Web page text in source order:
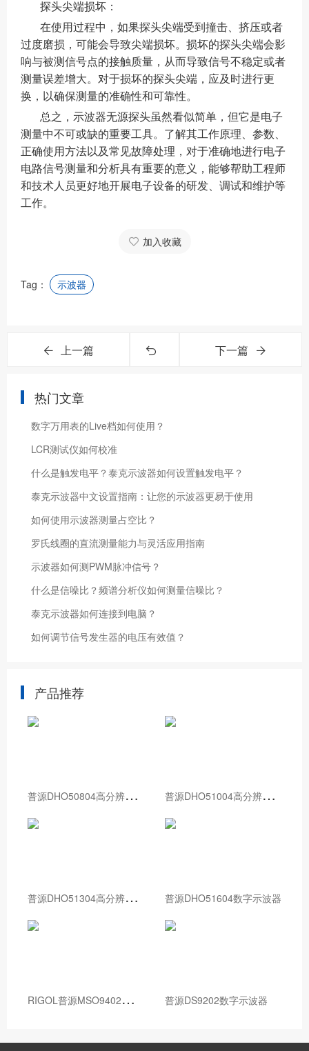
探头尖端损坏：
在使用过程中，如果探头尖端受到撞击、挤压或者
过度磨损，可能会导致尖端损坏。损坏的探头尖端会影
响与被测信号点的接触质量，从而导致信号不稳定或者
测量误差增大。对于损坏的探头尖端，应及时进行更
换，以确保测量的准确性和可靠性。
总之，示波器无源探头虽然看似简单，但它是电子
测量中不可或缺的重要工具。了解其工作原理、参数、
正确使用方法以及常见故障处理，对于准确地进行电子
电路信号测量和分析具有重要的意义，能够帮助工程师
和技术人员更好地开展电子设备的研发、调试和维护等
工作。
加入收藏
Tag： 示波器
上一篇 下一篇
热门文章
数字万用表的Live档如何使用？
LCR测试仪如何校准
什么是触发电平？泰克示波器如何设置触发电平？
泰克示波器中文设置指南：让您的示波器更易于使用
如何使用示波器测量占空比？
罗氏线圈的直流测量能力与灵活应用指南
示波器如何测PWM脉冲信号？
什么是信噪比？频谱分析仪如何测量信噪比？
泰克示波器如何连接到电脑？
如何调节信号发生器的电压有效值？
产品推荐
普
源DHO50804高分辨率数字示波器 普
源DHO51004高分辨率数字示波器
普
源DHO51304高分辨率数字示波器 普源DHO51604数字示波器
R
IGOL普源MSO9402数字示波器 普源DS9202数字示波器